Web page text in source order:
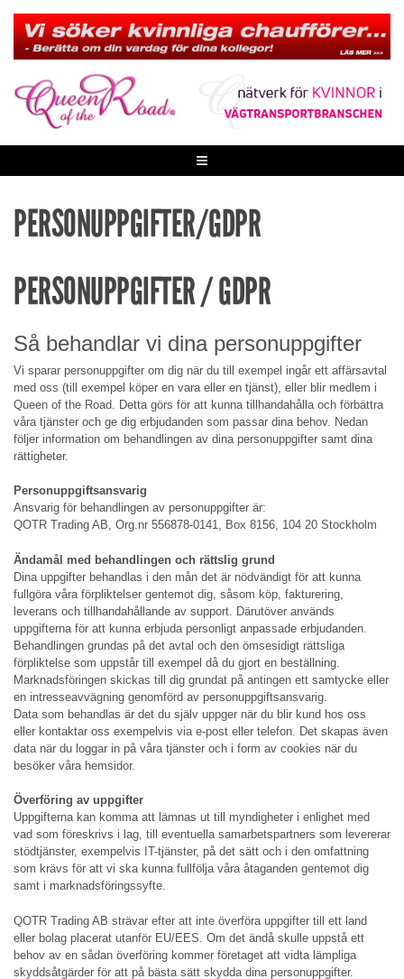
content
≡
PERSONUPPGIFTER/GDPR
PERSONUPPGIFTER / GDPR
Så behandlar vi dina personuppgifter
Vi sparar personuppgifter om dig när du till exempel ingår ett affärsavtal
med oss (till exempel köper en vara eller en tjänst), eller blir medlem i
Queen of the Road. Detta görs för att kunna tillhandahålla och förbättra
våra tjänster och ge dig erbjudanden som passar dina behov. Nedan
följer information om behandlingen av dina personuppgifter samt dina
rättigheter.
Personuppgiftsansvarig
Ansvarig för behandlingen av personuppgifter är:
QOTR Trading AB, Org.nr 556878-0141, Box 8156, 104 20 Stockholm
Ändamål med behandlingen och rättslig grund
Dina uppgifter behandlas i den mån det är nödvändigt för att kunna
fullgöra våra förpliktelser gentemot dig, såsom köp, fakturering,
leverans och tillhandahållande av support. Därutöver används
uppgifterna för att kunna erbjuda personligt anpassade erbjudanden.
Behandlingen grundas på det avtal och den ömsesidigt rättsliga
förpliktelse som uppstår till exempel då du gjort en beställning.
Marknadsföringen skickas till dig grundat på antingen ett samtycke eller
en intresseavvägning genomförd av personuppgiftsansvarig.
Data som behandlas är det du själv uppger när du blir kund hos oss
eller kontaktar oss exempelvis via e-post eller telefon. Det skapas även
data när du loggar in på våra tjänster och i form av cookies när du
besöker våra hemsidor.
Överföring av uppgifter
Uppgifterna kan komma att lämnas ut till myndigheter i enlighet med
vad som föreskrivs i lag, till eventuella samarbetspartners som levererar
stödtjänster, exempelvis IT-tjänster, på det sätt och i den omfattning
som krävs för att vi ska kunna fullfölja våra åtaganden gentemot dig
samt i marknadsföringssyfte.
QOTR Trading AB strävar efter att inte överföra uppgifter till ett land
eller bolag placerat utanför EU/EES. Om det ändå skulle uppstå ett
behov av en sådan överföring kommer företaget att vidta lämpliga
skyddsåtgärder för att på bästa sätt skydda dina personuppgifter.